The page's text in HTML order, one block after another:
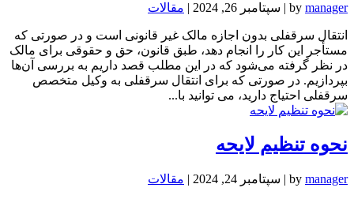
by manager
| سپتامبر 26, 2024 | مقالات
انتقال سرقفلی بدون اجازه مالک غیر قانونی است و در صورتی که
مستأجر این کار را انجام دهد، طبق قانون، حق و حقوقی برای مالک
در نظر گرفته می‌شود که در این مطلب قصد داریم به بررسی آن‌ها
بپردازیم. در صورتی که برای انتقال سرقفلی به وکیل متخصص
سرقفلی احتیاج دارید، می توانید با...
نحوه تنظیم لایحه
by manager
| سپتامبر 24, 2024 | مقالات